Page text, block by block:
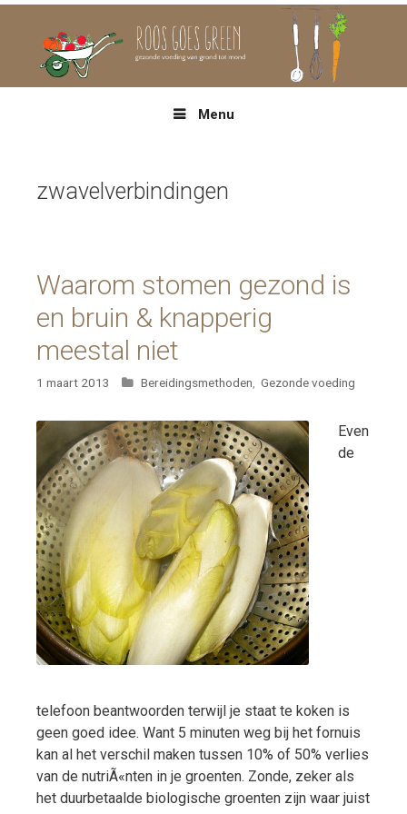
Menu
zwavelverbindingen
Waarom stomen gezond is
en bruin & knapperig
meestal niet
1 maart 2013 Categorieën
Bereidingsmethoden, Gezonde voeding
Even
de
telefoon beantwoorden terwijl je staat te koken is
geen goed idee. Want 5 minuten weg bij het fornuis
kan al het verschil maken tussen 10% of 50% verlies
van de nutriÃ«nten in je groenten. Zonde, zeker als
het duurbetaalde biologische groenten zijn waar juist